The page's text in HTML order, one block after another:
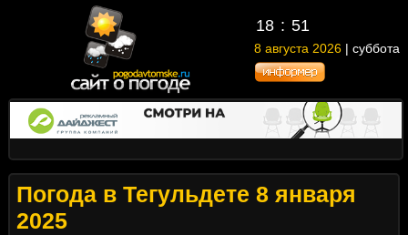
18 51
8 августа 2026 | суббота
Погода в Тегульдете 8 января
2025